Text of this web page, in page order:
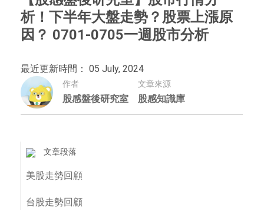
析！下半年大盤走勢？股票上漲原
因？ 0701-0705一週股市分析
最近更新時間： 05 July, 2024
作者
股感盤後研究室
文章來源
股感知識庫
文章段落
美股走勢回顧
台股走勢回顧